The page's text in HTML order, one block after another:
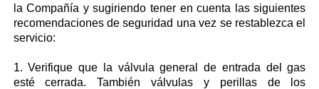
la Compañía y sugiriendo tener en cuenta las siguientes
recomendaciones de seguridad una vez se restablezca el
servicio:
1. Verifique que la válvula general de entrada del gas
esté cerrada. También válvulas y perillas de los